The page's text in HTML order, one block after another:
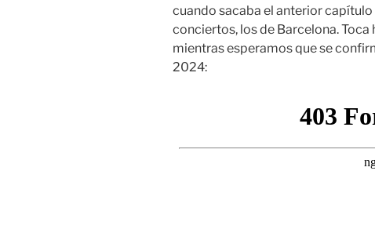
cuando sacaba el anterior
conciertos, los de Barcelona.
mientras esperamos que se
2024: